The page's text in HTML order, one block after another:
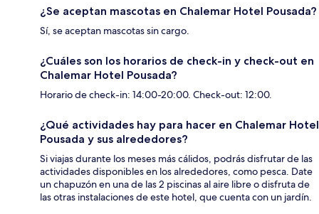
¿Se aceptan mascotas en Chalemar Hotel Pousada?
Sí, se aceptan mascotas sin cargo.
¿Cuáles son los horarios de check-in y check-out en
Chalemar Hotel Pousada?
Horario de check-in: 14:00-20:00. Check-out: 12:00.
¿Qué actividades hay para hacer en Chalemar Hotel
Pousada y sus alrededores?
Si viajas durante los meses más cálidos, podrás disfrutar de las
actividades disponibles en los alrededores, como pesca. Date
un chapuzón en una de las 2 piscinas al aire libre o disfruta de
las otras instalaciones de este hotel, que cuenta con un jardín.